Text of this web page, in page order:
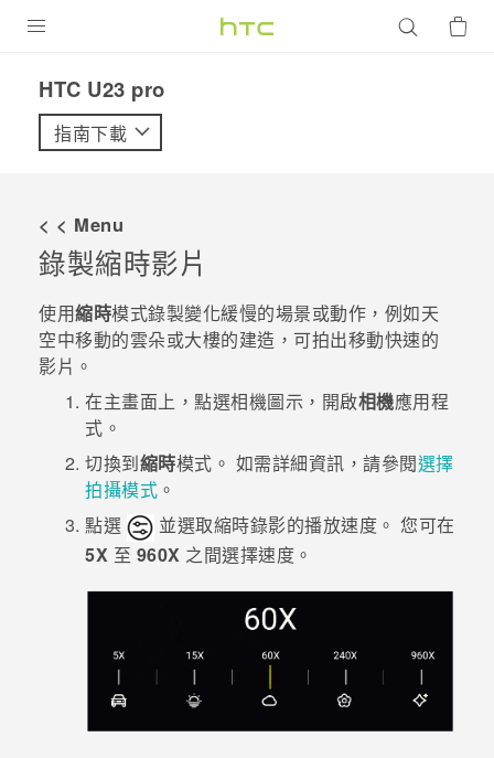
VIVE
配件
優惠專區
焦點訊息
校園專案
企業採購
銷售門市
銷售通路
VIVELAND
HTC U23 pro‎
指南下載
< < Menu
錄製縮時影片
使用縮時模式錄製變化緩慢的場景或動作，例如天
空中移動的雲朵或大樓的建造，可拍出移動快速的
影片。
在主畫面上，點選相機圖示，開啟相機應用程
式。
切換到縮時模式。 如需詳細資訊，請參閱選擇
拍攝模式 。
點選
並選取縮時錄影的播放速度。 您可在
5X 至 960X 之間選擇速度。